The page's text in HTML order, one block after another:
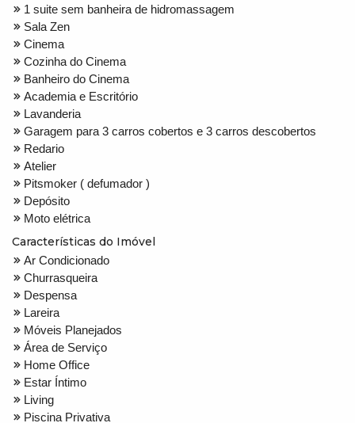
1 suite sem banheira de hidromassagem
Sala Zen
Cinema
Cozinha do Cinema
Banheiro do Cinema
Academia e Escritório
Lavanderia
Garagem para 3 carros cobertos e 3 carros descobertos
Redario
Atelier
Pitsmoker ( defumador )
Depósito
Moto elétrica
Características do Imóvel
Ar Condicionado
Churrasqueira
Despensa
Lareira
Móveis Planejados
Área de Serviço
Home Office
Estar Íntimo
Living
Piscina Privativa